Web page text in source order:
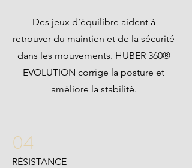
Des jeux d’équilibre aident à
retrouver du maintien et de la sécurité
dans les mouvements. HUBER 360®
EVOLUTION corrige la posture et
améliore la stabilité.
04
RÉSISTANCE